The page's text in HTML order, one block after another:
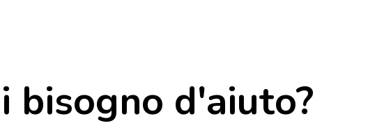
bisogno d'aiuto?